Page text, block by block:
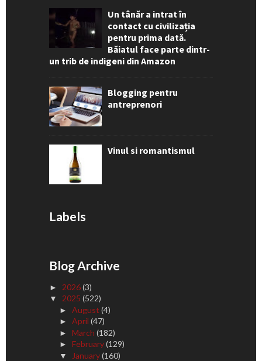
Un tânăr a intrat în
contact cu civilizația
pentru prima dată.
Băiatul face parte dintr-
un trib de indigeni din Amazon
Blogging pentru
antreprenori
Vinul si romantismul
Labels
Blog Archive
► 2026(3)
▼ 2025 (522)
► August (4)
► April (47)
► March (182)
► February(129)
▼ January(160)